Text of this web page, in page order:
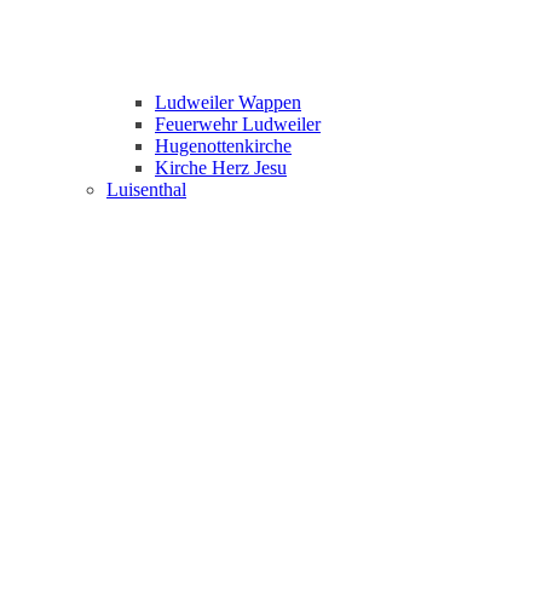
Ludweiler Wappen
Feuerwehr Ludweiler
Hugenottenkirche
Kirche Herz Jesu
Luisenthal